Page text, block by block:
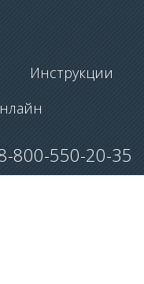
Инструкции
800-550-20-35